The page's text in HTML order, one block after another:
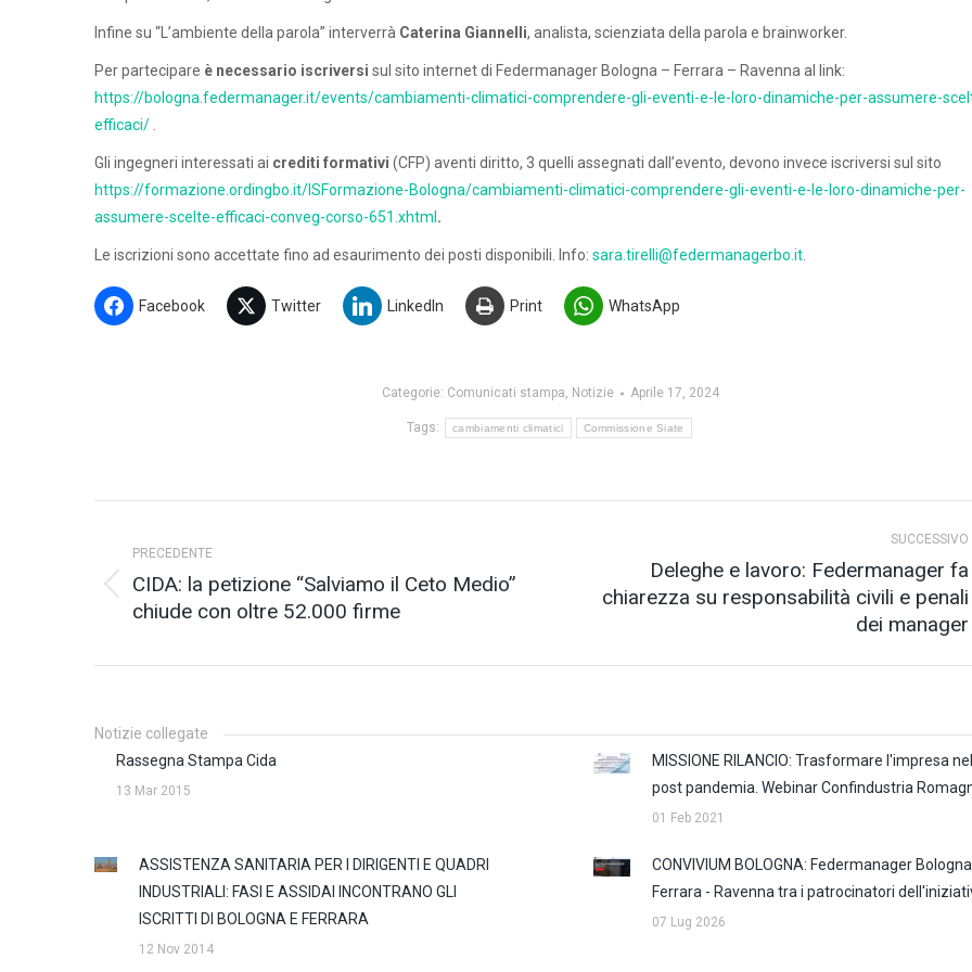
Infine su “L’ambiente della parola” interverrà Caterina Giannelli, analista, scienziata della parola e brainworker.
Per partecipare è necessario iscriversi sul sito internet di Federmanager Bologna – Ferrara – Ravenna al link:
https://bologna.federmanager.it/events/cambiamenti-climatici-comprendere-gli-eventi-e-le-loro-dinamiche-per-assumere-
efficaci/ .
Gli ingegneri interessati ai crediti formativi (CFP) aventi diritto, 3 quelli assegnati dall’evento, devono invece iscriversi sul sito
https://formazione.ordingbo.it/ISFormazione-Bologna/cambiamenti-climatici-comprendere-gli-eventi-e-le-loro-dinamiche-per-
assumere-scelte-efficaci-conveg-corso-651.xhtml .
Le iscrizioni sono accettate fino ad esaurimento dei posti disponibili. Info: sara.tirelli@federmanagerbo.it.
Facebook Twitter LinkedIn Print WhatsApp
Categorie: Comunicati stampa, Notizie Aprile 17, 2024
Tags: cambiamenti climatici Commissione Siate
tra
post
PRECEDENTE
Post
precedente:
CIDA: la petizione “Salviamo il Ceto Medio”
chiude con oltre 52.000 firme
SUCCESSIVO
Prossimo
Deleghe e lavoro: Federmanager fa
chiarezza su responsabilità civili e penali
dei manager
Notizie collegate
Rassegna Stampa Cida
13 Mar 2015
MISSIONE RILANCIO: Trasformare l'impresa
post pandemia. Webinar Confindustria
01 Feb 2021
ASSISTENZA SANITARIA PER I DIRIGENTI E QUADRI
INDUSTRIALI: FASI E ASSIDAI INCONTRANO GLI
ISCRITTI DI BOLOGNA E FERRARA
12 Nov 2014
CONVIVIUM BOLOGNA: Federmanager
Ferrara - Ravenna tra i patrocinatori
07 Lug 2026